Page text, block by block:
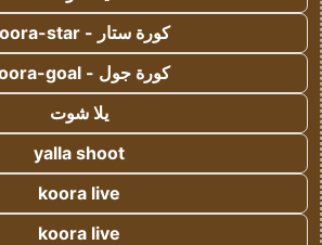
كورة ستار - koora-star
كورة جول - koora-goal
يلا شوت
yalla shoot
koora live
koora live